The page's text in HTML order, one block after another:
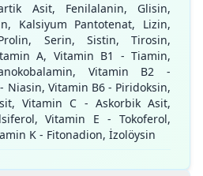
Asit, Fenilalanin, Glisin,
Kalsiyum Pantotenat, Lizin,
Serin, Sistin, Tirosin,
A, Vitamin B1 - Tiamin,
Vitamin B2 -
Niasin, Vitamin B6 - Piridoksin,
Vitamin C - Askorbik Asit,
Vitamin E - Tokoferol,
K - Fitonadion, İzolöysin